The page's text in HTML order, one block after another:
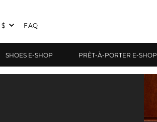
SHOES E-SHOP PRÊT-À-PORTER E-SHOP
$ FAQ